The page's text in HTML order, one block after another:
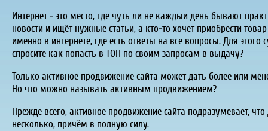
Интернет - это место, где чуть ли не каждый день бывают
новости и ищёт нужные статьи, а кто-то хочет приобрести
именно в интернете, где есть ответы на все вопросы. Для
спросите как попасть в ТОП по своим запросам в выдачу?
Только активное продвижение сайта может дать более или
Но что можно называть активным продвижением?
Прежде всего, активное продвижение сайта подразумевает,
несколько, причём в полную силу.